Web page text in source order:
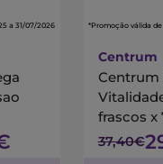
a 31/07/2026 *Promoção válida
Centrum
Centrum
frascos x
37,40€